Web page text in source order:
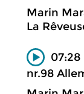
Marin
La
07:28
nr.98